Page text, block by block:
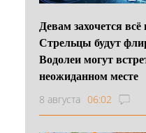
Девам захочется
Стрельцы будут
Водолеи могут
неожиданном месте
8 августа 06:02